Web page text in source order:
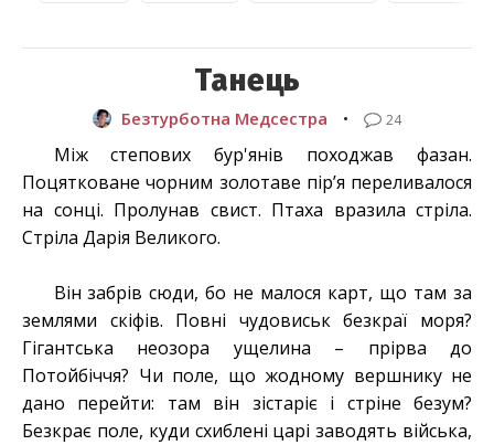
Танець
Безтурботна Медсестра • 24
Між степових бур'янів походжав фазан.
Поцятковане чорним золотаве пір’я переливалося
на сонці. Пролунав свист. Птаха вразила стріла.
Стріла Дарія Великого.
Він забрів сюди, бо не малося карт, що там за
землями скіфів. Повні чудовиськ безкраї моря?
Гігантська неозора ущелина – прірва до
Потойбіччя? Чи поле, що жодному вершнику не
дано перейти: там він зістаріє і стріне безум?
Безкрає поле, куди схиблені царі заводять війська,